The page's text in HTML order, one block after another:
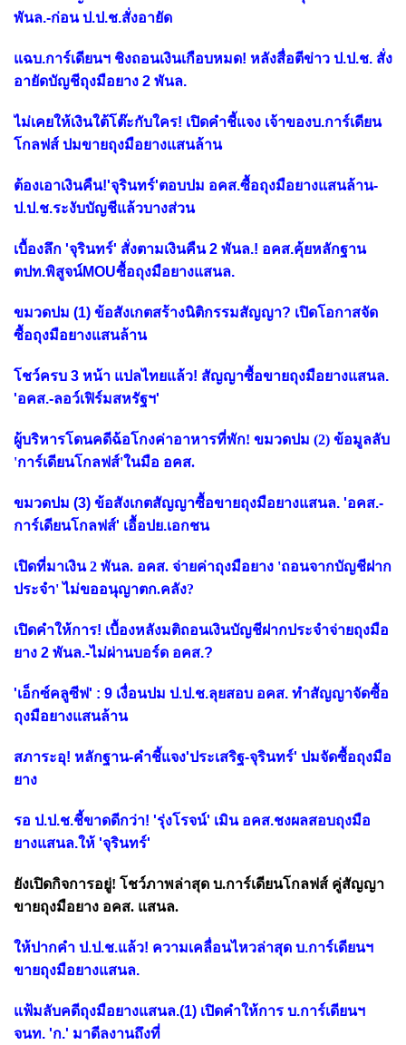
พันล.-ก่อน ป.ป.ช.สั่งอายัด
แฉบ.การ์เดียนฯ ชิงถอนเงินเกือบหมด! หลังสื่อตีข่าว ป.ป.ช. สั่ง
อายัดบัญชีถุงมือยาง 2 พันล.
ไม่เคยให้เงินใต้โต๊ะกับใคร! เปิดคำชี้แจง เจ้าของบ.การ์เดียน
โกลฟส์ ปมขายถุงมือยางแสนล้าน
ต้องเอาเงินคืน!'จุรินทร์'ตอบปม อคส.ซื้อถุงมือยางแสนล้าน-
ป.ป.ช.ระงับบัญชีแล้วบางส่วน
เบื้องลึก 'จุรินทร์' สั่งตามเงินคืน 2 พันล.! อคส.คุ้ยหลักฐาน
ตปท.พิสูจน์MOUซื้อถุงมือยางแสนล.
ขมวดปม (1) ข้อสังเกตสร้างนิติกรรมสัญญา? เปิดโอกาสจัด
ซื้อถุงมือยางแสนล้าน
โชว์ครบ 3 หน้า แปลไทยแล้ว! สัญญาซื้อขายถุงมือยางแสนล.
'อคส.-ลอว์เฟิร์มสหรัฐฯ'
ผู้บริหารโดนคดีฉ้อโกงค่าอาหารที่พัก! ขมวดปม (2) ข้อมูลลับ
'การ์เดียนโกลฟส์'ในมือ อคส.
ขมวดปม (3) ข้อสังเกตสัญญาซื้อขายถุงมือยางแสนล. 'อคส.-
การ์เดียนโกลฟส์' เอื้อปย.เอกชน
เปิดที่มาเงิน 2 พันล. อคส. จ่ายค่าถุงมือยาง 'ถอนจากบัญชีฝาก
ประจำ' ไม่ขออนุญาตก.คลัง?
เปิดคำให้การ! เบื้องหลังมติถอนเงินบัญชีฝากประจำจ่ายถุงมือ
ยาง 2 พันล.-ไม่ผ่านบอร์ด อคส.?
'เอ็กซ์คลูซีฟ' : 9 เงื่อนปม ป.ป.ช.ลุยสอบ อคส. ทำสัญญาจัดซื้อ
ถุงมือยางแสนล้าน
สภาระอุ! หลักฐาน-คำชี้แจง'ประเสริฐ-จุรินทร์' ปมจัดซื้อถุงมือ
ยาง
รอ ป.ป.ช.ชี้ขาดดีกว่า! 'รุ่งโรจน์' เมิน อคส.ชงผลสอบถุงมือ
ยางแสนล.ให้ 'จุรินทร์'
ยังเปิดกิจการอยู่! โชว์ภาพล่าสุด บ.การ์เดียนโกลฟส์ คู่สัญญา
ขายถุงมือยาง อคส. แสนล.
ให้ปากคำ ป.ป.ช.แล้ว! ความเคลื่อนไหวล่าสุด บ.การ์เดียนฯ
ขายถุงมือยางแสนล.
แฟ้มลับคดีถุงมือยางแสนล.(1) เปิดคำให้การ บ.การ์เดียนฯ
จนท. 'ก.' มาดีลงานถึงที่